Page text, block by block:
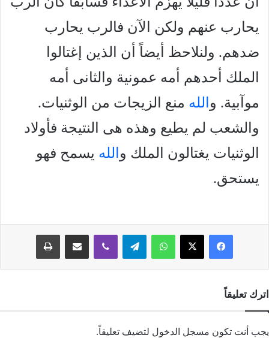
يحارب عنهم ولكن الآن فالرب يحارب
ضدهم. ولنلاحظ أيضاً أن الذين إغتالوا
الملك أحدهم أمه عمونية والثانى أمه
موآبية. و الله منع الزيجات من الوثنيات.
والشعب لم يطيع وهذه هى النتيجة فأولاد
الوثنيات يغتالون الملك و الله يسمح فهو
يستحق.
فيسبوك‫X واتسابتيلقرامڤايبر مشاركة عبر البريد طباعة
اترك تعليقاً
يجب أنت تكون مسجل الدخول لتضيف تعليقاً.